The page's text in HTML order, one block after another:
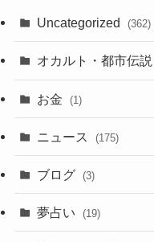
Uncategorized (362)
オカルト・都市伝説
お金 (1)
ニュース (175)
ブログ (3)
夢占い (19)